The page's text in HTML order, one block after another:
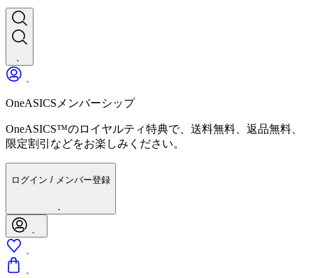
OneASICSメンバーシップ
OneASICS™のロイヤルティ特典で、送料無料、返品無料、
限定割引などをお楽しみください。
ログイン / メンバー登録